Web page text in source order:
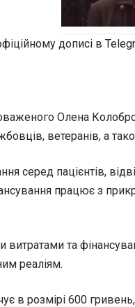
дописі в
Олена
ветеранів, а
пацієнтів,
працює з
та
реаліям.
в розмірі 600